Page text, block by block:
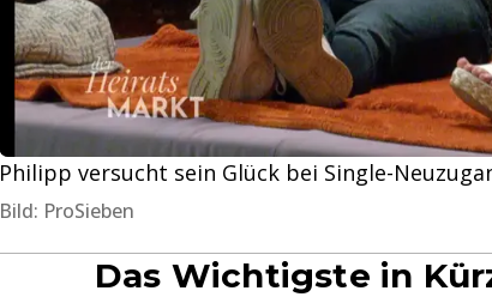
Philipp versucht sein Glück bei Single-
Bild: ProSieben
Das Wichtigste in